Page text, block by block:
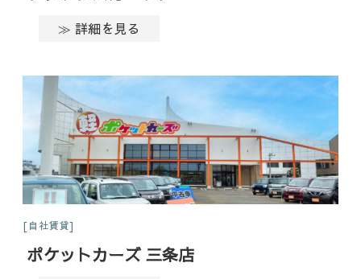
≫ 詳細を見る
自社賃貸
ポケットカーズ 三条店